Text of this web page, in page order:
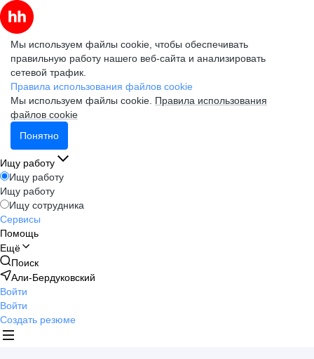
Мы используем файлы cookie, чтобы обеспечивать
правильную работу нашего веб-сайта и анализировать
сетевой трафик.
Правила использования файлов cookie
Мы используем файлы cookie. Правила использования
файлов cookie
Понятно
Ищу работу
Ищу работу
Ищу работу
Ищу сотрудника
Сервисы
Помощь
Ещё
Поиск
Али-Бердуковский
Войти
Войти
Создать резюме